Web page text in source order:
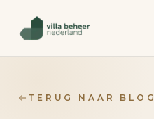
TERUG NAAR BLOG